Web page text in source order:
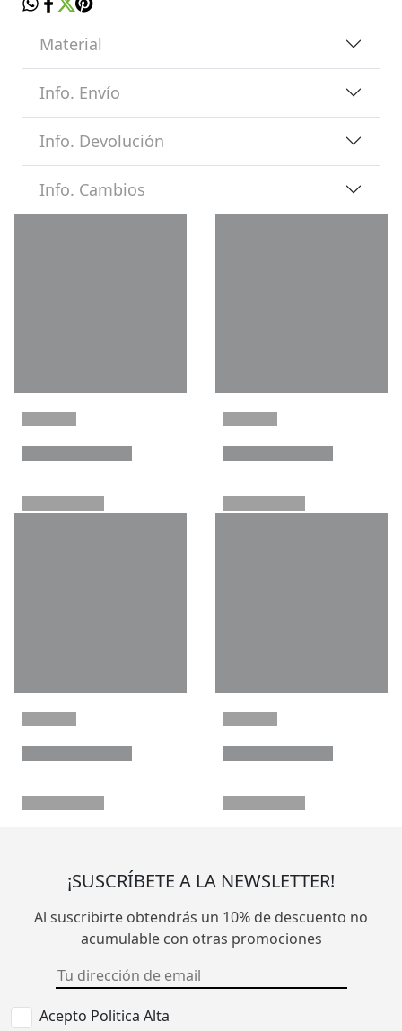
Material
Info. Envío
Info. Devolución
Info. Cambios
¡SUSCRÍBETE A LA NEWSLETTER!
Al suscribirte obtendrás un 10% de descuento no
acumulable con otras promociones
Acepto Politica Alta